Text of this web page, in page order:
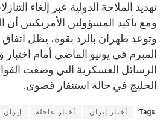
تهديد الملاحة الدولية عبر إلغاء
ومع تأكيد المسؤولين الأمريكيين أن
وتوعد طهران بالرد بقوة، يظل اتفاق
المبرم في يونيو الماضي أمام
الرسائل العسكرية التي وضعت
الخليج في حالة استنفار قصوى.
Tags: أخبار إيران أخبار عاجله إيران